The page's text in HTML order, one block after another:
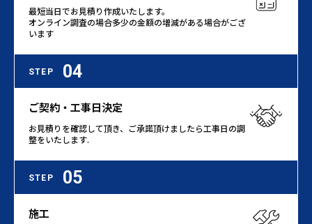
最短当日でお見積り作成いたします。
オンライン調査の場合多少の金額の増減がある場合がござ
います
STEP 04
ご契約・工事日決定
お見積りを確認して頂き、ご承諾頂けましたら工事日の調
整をいたします.
STEP 05
施工